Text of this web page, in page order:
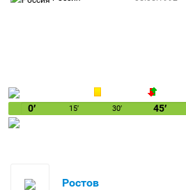
0′ 15′ 30′ 45′
Ростов